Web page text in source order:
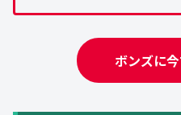
ボンズに